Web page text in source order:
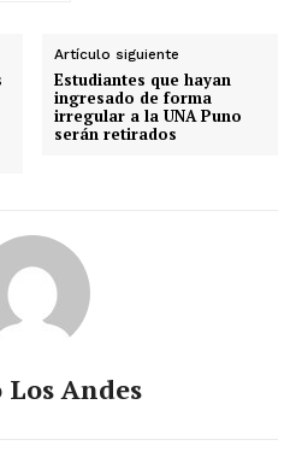
Artículo siguiente
Estudiantes que hayan
ingresado de forma
irregular a la UNA Puno
serán retirados
Andes